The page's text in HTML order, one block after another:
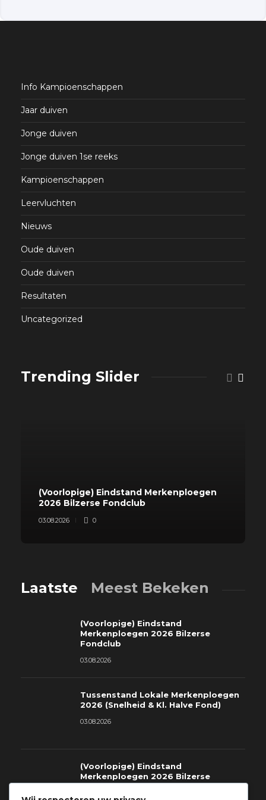
Info Kampioenschappen
Jaar duiven
Jonge duiven
Jonge duiven 1se reeks
Kampioenschappen
Leervluchten
Nieuws
Oude duiven
Oude duiven
Resultaten
Uncategorized
Trending Slider
(Voorlopige) Eindstand Merkenploegen
2026 Bilzerse Fondclub
03.08.2026 0
Laatste Meest Bekeken
(Voorlopige) Eindstand
Merkenploegen 2026 Bilzerse
Fondclub
03.08.2026
Tussenstand Lokale Merkenploegen
2026 (Snelheid & Kl. Halve Fond)
03.08.2026
(Voorlopige) Eindstand
Merkenploegen 2026 Bilzerse
Fondclub